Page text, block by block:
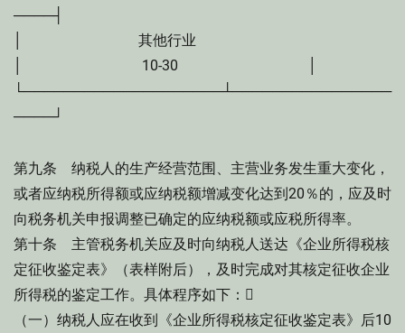
────┤
│ 其他行业
│ 10-30 │
└────────────────────┴────────────────
────┘
第九条 纳税人的生产经营范围、主营业务发生重大变化，
或者应纳税所得额或应纳税额增减变化达到20％的，应及时
向税务机关申报调整已确定的应纳税额或应税所得率。
第十条 主管税务机关应及时向纳税人送达《企业所得税核
定征收鉴定表》（表样附后），及时完成对其核定征收企业
所得税的鉴定工作。具体程序如下：
（一）纳税人应在收到《企业所得税核定征收鉴定表》后10